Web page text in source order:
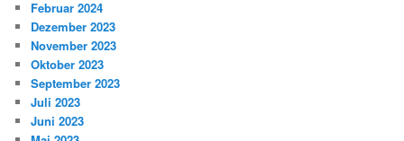
Februar 2024
Dezember 2023
November 2023
Oktober 2023
September 2023
Juli 2023
Juni 2023